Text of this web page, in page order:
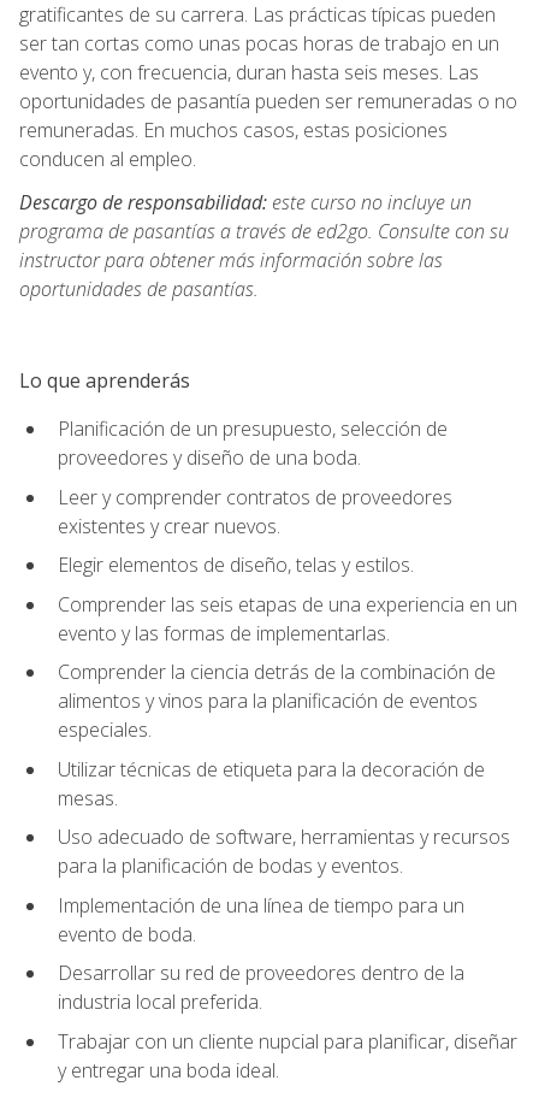
gratificantes de su carrera. Las prácticas típicas pueden
ser tan cortas como unas pocas horas de trabajo en un
evento y, con frecuencia, duran hasta seis meses. Las
oportunidades de pasantía pueden ser remuneradas o no
remuneradas. En muchos casos, estas posiciones
conducen al empleo.
Descargo de responsabilidad: este curso no incluye un
programa de pasantías a través de ed2go. Consulte con su
instructor para obtener más información sobre las
oportunidades de pasantías.
Lo que aprenderás
Planificación de un presupuesto, selección de
proveedores y diseño de una boda.
Leer y comprender contratos de proveedores
existentes y crear nuevos.
Elegir elementos de diseño, telas y estilos.
Comprender las seis etapas de una experiencia en un
evento y las formas de implementarlas.
Comprender la ciencia detrás de la combinación de
alimentos y vinos para la planificación de eventos
especiales.
Utilizar técnicas de etiqueta para la decoración de
mesas.
Uso adecuado de software, herramientas y recursos
para la planificación de bodas y eventos.
Implementación de una línea de tiempo para un
evento de boda.
Desarrollar su red de proveedores dentro de la
industria local preferida.
Trabajar con un cliente nupcial para planificar, diseñar
y entregar una boda ideal.